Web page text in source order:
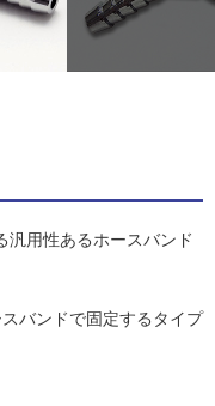
汎用性あるホースバンド
バンドで固定するタイプ